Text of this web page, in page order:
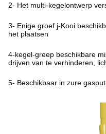
2- Het multi-kegelontwerp
3- Enige groef j-Kooi
het plaatsen
4-kegel-greep beschikbare
drijven van te verhinderen,
5- Beschikbaar in zure